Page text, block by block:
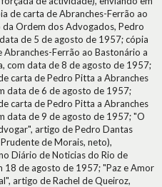
de carta de Abranches-Ferrão ao
da Ordem dos Advogados, Pedro
de 5 de agosto de 1957; cópia
Abranches-Ferrão ao Bastonário a
com data de 8 de agosto de 1957;
carta de Pedro Pitta a Abranches
data de 6 de agosto de 1957;
carta de Pedro Pitta a Abranches
data de 9 de agosto de 1957; "O
artigo de Pedro Dantas
de Morais, neto),
Diário de Noticias do Rio de
18 de agosto de 1957; "Paz e Amor
artigo de Rachel de Queiroz,